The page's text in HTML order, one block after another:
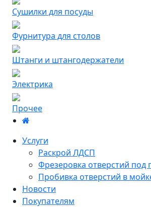
Сушилки для посуды
Фурнитура для столов
Штанги и штангодержатели
Электрика
Прочее
Услуги
Раскрой ЛДСП
Фрезеровка отверстий под
Пробивка отверстий в
Новости
Покупателям